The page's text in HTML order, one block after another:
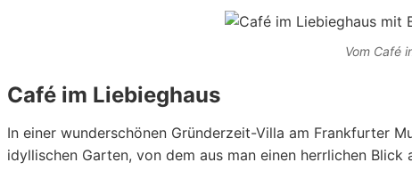
Vom Café
Café im Liebieghaus
In einer wunderschönen Gründerzeit-Villa am Frankfurter
idyllischen Garten, von dem aus man einen herrlichen